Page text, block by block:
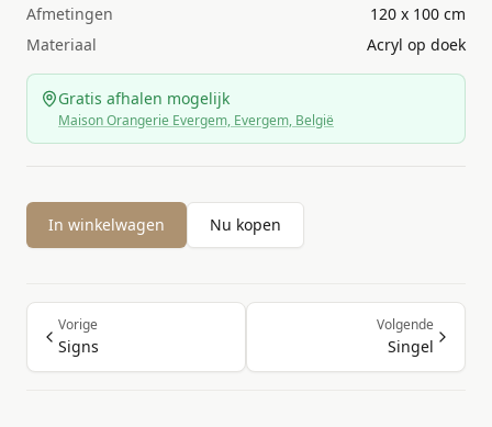
Afmetingen
120 x 100 cm
Materiaal
Acryl op doek
Gratis afhalen mogelijk
Maison Orangerie Evergem, Evergem, België
In winkelwagen Nu kopen
Vorige
Signs
Volgende
Singel